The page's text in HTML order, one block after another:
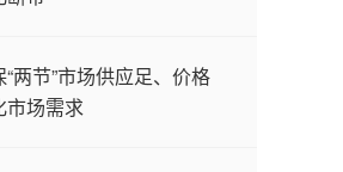
两节”市场供应足、价格
市场需求